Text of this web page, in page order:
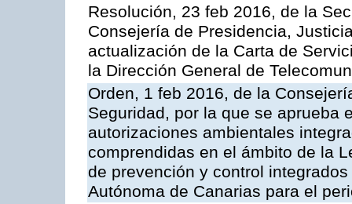
Resolución, 23 feb 2016, de la
Consejería de Presidencia,
actualización de la Carta de
la Dirección General de
Orden, 1 feb 2016, de la
Seguridad, por la que se aprueba
autorizaciones ambientales
comprendidas en el ámbito de la
de prevención y control
Autónoma de Canarias para el